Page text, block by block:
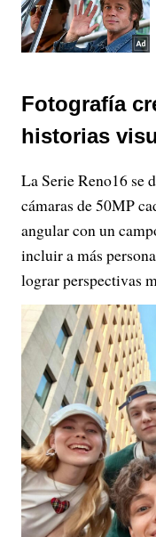
Fotografía
historias
La Serie Reno16 se
cámaras de 50MP
angular con un
incluir a más
lograr perspectivas